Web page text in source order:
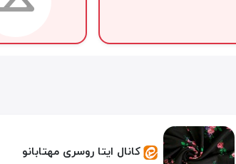
کانال ایتا روسری مهتابانو